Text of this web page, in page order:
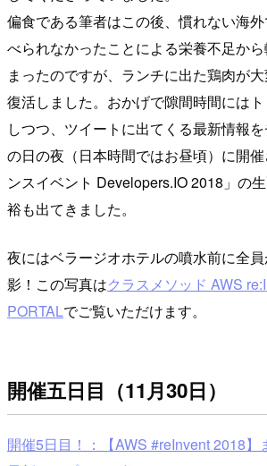
偏食である筆者はこの後、慣れない海
べられなかったことによる栄養不足か
まったのですが、ランチに出た鶏肉が
復活しました。おかげで隙間時間には
しつつ、ツイートに出てくる最新情報
の日の夜（日本時間ではお昼頃）に開
ンスイベント Developers.IO 2018」の
裕も出てきました。
夜にはベラージオホテルの噴水前に全
影！この写真はクラスメソッド AWS
PORTALでご覧いただけます。
開催五日目（11月30日）
開催5日目！：【AWS #reInvent 2018】